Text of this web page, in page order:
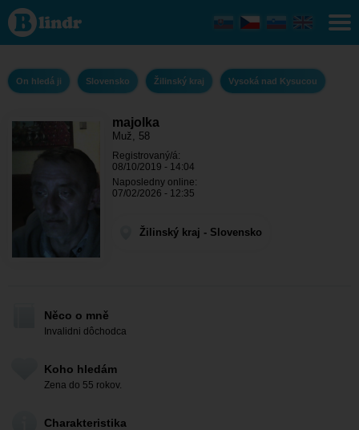
majolka
- On
hledá ji
Žilinský
Vysoká
nad
Kysucou
On hledá ji Slovensko Žilinský kraj Vysoká nad Kysucou
majolka
Muž, 58
Registrovaný/á:
08/10/2019 - 14:04
Naposledny online:
07/02/2026 - 12:35
Žilinský kraj - Slovensko
Něco o mně
Invalidni dôchodca
Koho hledám
Zena do 55 rokov.
Charakteristika